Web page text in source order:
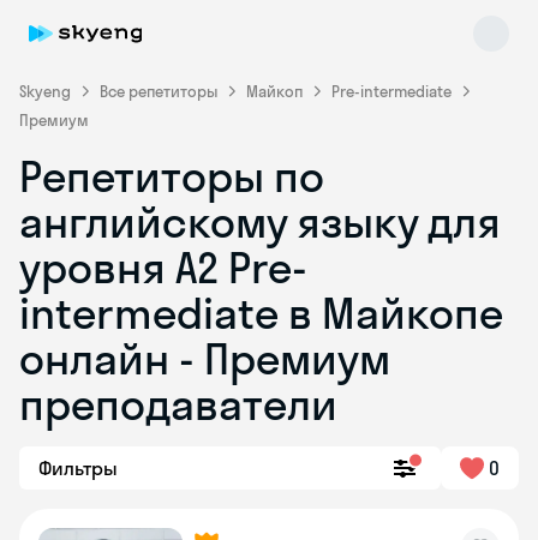
Skyeng Все репетиторы Майкоп
Pre-intermediate
Премиум
Репетиторы по
английскому языку для
уровня A2 Pre-
intermediate в Майкопе
онлайн - Премиум
преподаватели
Фильтры 0
Skyeng Chat